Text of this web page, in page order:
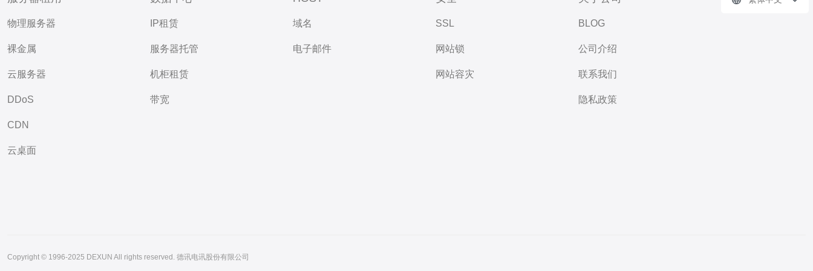
物理服务器
裸金属
云服务器
DDoS
CDN
云桌面
IP租赁
服务器托管
机柜租赁
带宽
域名
电子邮件
SSL
网站锁
网站容灾
BLOG
公司介绍
联系我们
隐私政策
Copyright © 1996-2025 DEXUN All rights reserved. 德讯电讯股份有限公司